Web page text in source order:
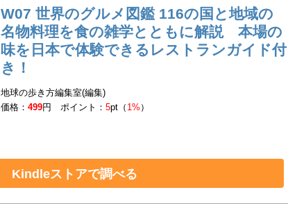
W07 世界のグルメ図鑑 116の国と地域の
名物料理を食の雑学とともに解説 本場の
味を日本で体験できるレストランガイド付
き！
地球の歩き方編集室(編集)
価格：499円 ポイント：5pt（ 1% ）
Kindleストアで調べる